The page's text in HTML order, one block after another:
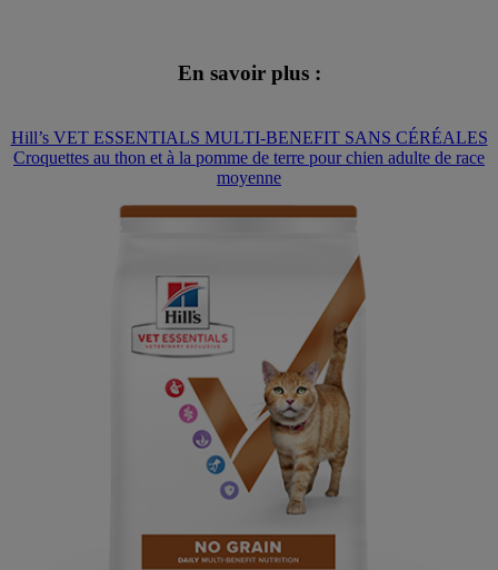
En savoir plus :
Hill’s VET ESSENTIALS MULTI-BENEFIT SANS CÉRÉALES
Croquettes au thon et à la pomme de terre pour chien adulte de race
moyenne